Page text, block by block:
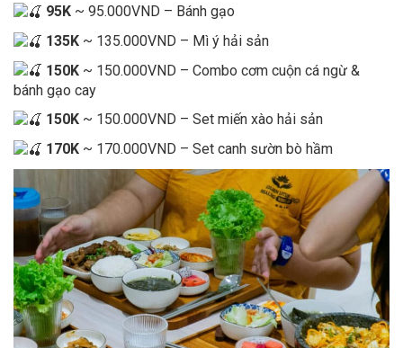
95K ~ 95.000VND – Bánh gạo
135K ~ 135.000VND – Mì ý hải sản
150K ~ 150.000VND – Combo cơm cuộn cá ngừ &
bánh gạo cay
150K ~ 150.000VND – Set miến xào hải sản
170K ~ 170.000VND – Set canh sườn bò hầm